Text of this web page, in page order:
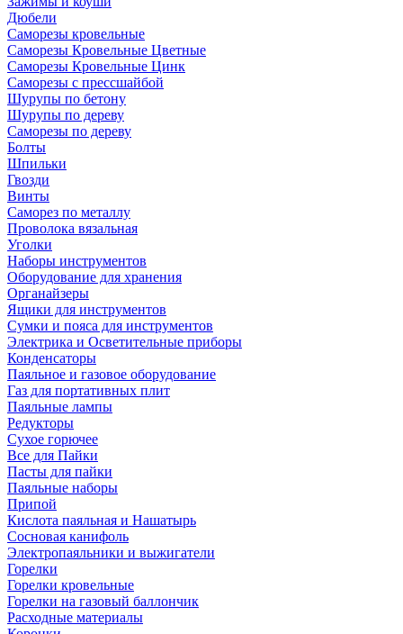
Дюбели
Саморезы кровельные
Саморезы Кровельные Цветные
Саморезы Кровельные Цинк
Саморезы с прессшайбой
Шурупы по бетону
Шурупы по дереву
Саморезы по дереву
Болты
Шпильки
Гвозди
Винты
Саморез по металлу
Проволока вязальная
Уголки
Наборы инструментов
Оборудование для хранения
Органайзеры
Ящики для инструментов
Сумки и пояса для инструментов
Электрика и Осветительные приборы
Конденсаторы
Паяльное и газовое оборудование
Газ для портативных плит
Паяльные лампы
Редукторы
Сухое горючее
Все для Пайки
Пасты для пайки
Паяльные наборы
Припой
Кислота паяльная и Нашатырь
Сосновая канифоль
Электропаяльники и выжигатели
Горелки
Горелки кровельные
Горелки на газовый баллончик
Расходные материалы